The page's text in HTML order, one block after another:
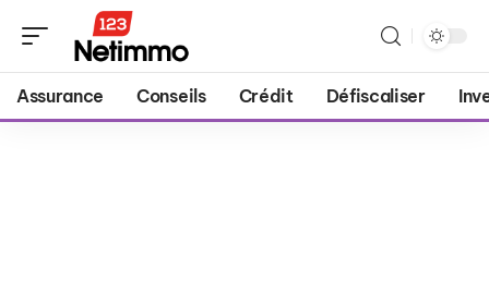
Assurance Conseils Crédit Défiscaliser